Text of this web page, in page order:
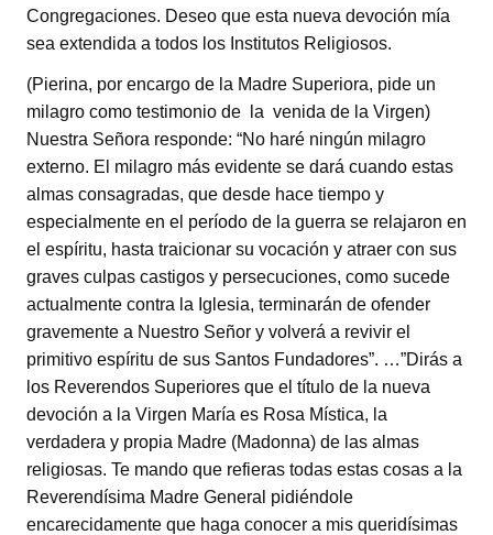
Congregaciones. Deseo que esta nueva devoción mía
sea extendida a todos los Institutos Religiosos.
(Pierina, por encargo de la Madre Superiora, pide un
milagro como testimonio de la venida de la Virgen)
Nuestra Señora responde: “No haré ningún milagro
externo. El milagro más evidente se dará cuando estas
almas consagradas, que desde hace tiempo y
especialmente en el período de la guerra se relajaron en
el espíritu, hasta traicionar su vocación y atraer con sus
graves culpas castigos y persecuciones, como sucede
actualmente contra la Iglesia, terminarán de ofender
gravemente a Nuestro Señor y volverá a revivir el
primitivo espíritu de sus Santos Fundadores”. …”Dirás a
los Reverendos Superiores que el título de la nueva
devoción a la Virgen María es Rosa Mística, la
verdadera y propia Madre (Madonna) de las almas
religiosas. Te mando que refieras todas estas cosas a la
Reverendísima Madre General pidiéndole
encarecidamente que haga conocer a mis queridísimas